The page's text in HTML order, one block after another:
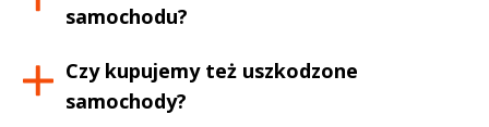
samochodu?
Czy kupujemy też uszkodzone
samochody?